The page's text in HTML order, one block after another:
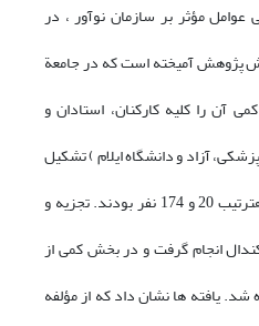
مؤثر بر سازمان نوآور ، در
پژوهش آمیخته است که در جامعة
را کلیه کارکنان، استادان و
آزاد و دانشگاه ایلام ) تشکیل
آماری در بخش کیفی و کمی ب هترتیب 20 و 174 نفر بودند. تجزیه و
انجام گرفت و در بخش کمی از
یافته ها نشان داد که از مؤلفه